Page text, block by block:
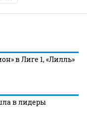
в Лиге 1, «Лилль»
в лидеры